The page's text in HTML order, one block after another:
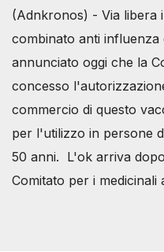
(Adnkronos) - Via libera
combinato anti influenza
annunciato oggi che la
concesso
commercio di questo
per l'utilizzo in persone
50 anni. L'ok arriva
Comitato per i medicinali